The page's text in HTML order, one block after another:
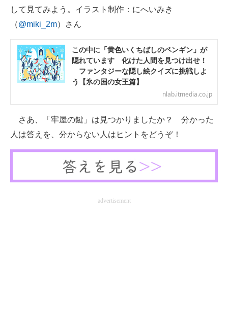
モノづくり技術者専門サイト
エレクトロニクス専門サイト
電子設計の基本と応用
エネルギーの専門メディア
ちょっと気になるネットの話題
して見てみよう。イラスト制作：にへいみき
（@miki_2m）さん
この中に「黄色いくちばしのペンギン」が
隠れています 化けた人間を見つけ出せ！
ファンタジーな隠し絵クイズに挑戦しよ
う【氷の国の女王篇】
nlab.itmedia.co.jp
さあ、「牢屋の鍵」は見つかりましたか？ 分かった
人は答えを、分からない人はヒントをどうぞ！
advertisement